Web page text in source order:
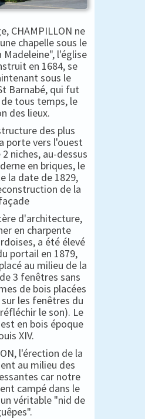
CHAMPILLON ne
chapelle sous le
Madeleine", l'église
en 1684, se
sous le
Barnabé, qui fut
tous temps, le
des lieux.
des plus
porte vers l'ouest
niches, au-dessus
en briques, le
la date de 1829,
de la
d'architecture,
en charpente
a été élevé
portail en 1879,
au milieu de la
3 fenêtres sans
de bois placées
les fenêtres du
le son). Le
en bois époque
XIV.
l'érection de la
au milieu des
car notre
campé dans le
véritable "nid de